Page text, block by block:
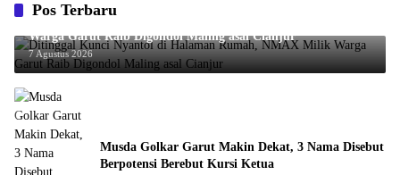
Pos Terbaru
Ditinggal Kunci Nyantol di Halaman Rumah, NMAX Milik
Warga Garut Raib Digondol Maling asal Cianjur
7 Agustus 2026
Musda Golkar Garut Makin Dekat, 3 Nama Disebut
Berpotensi Berebut Kursi Ketua